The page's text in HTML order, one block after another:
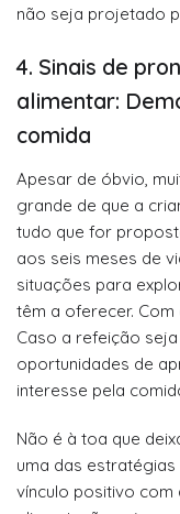
não seja projetado
4. Sinais de
alimentar:
comida
Apesar de óbvio,
grande de que a
tudo que for
aos seis meses de
situações para
têm a oferecer.
Caso a refeição
oportunidades de
interesse pela
Não é à toa que
uma das
vínculo positivo com